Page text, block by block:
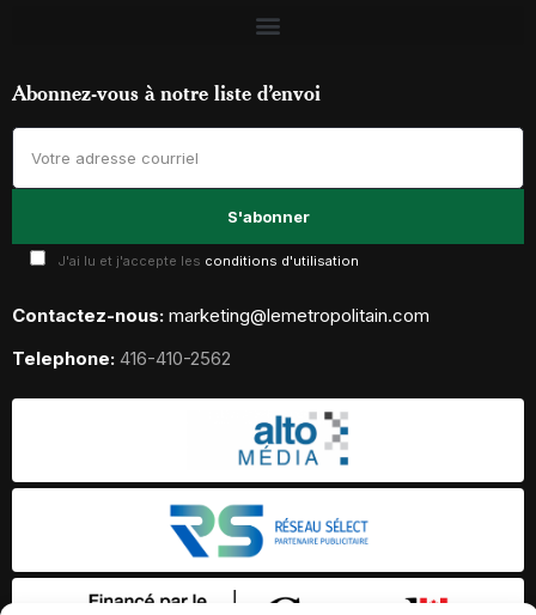
Abonnez-vous à notre liste d’envoi
J'ai lu et j'accepte les conditions d'utilisation
Contactez-nous: marketing@lemetropolitain.com
Telephone: 416-410-2562